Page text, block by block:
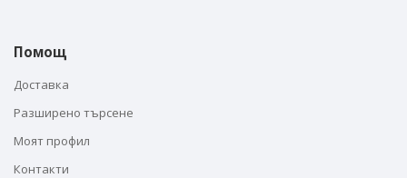
Помощ
Доставка
Разширено търсене
Моят профил
Контакти